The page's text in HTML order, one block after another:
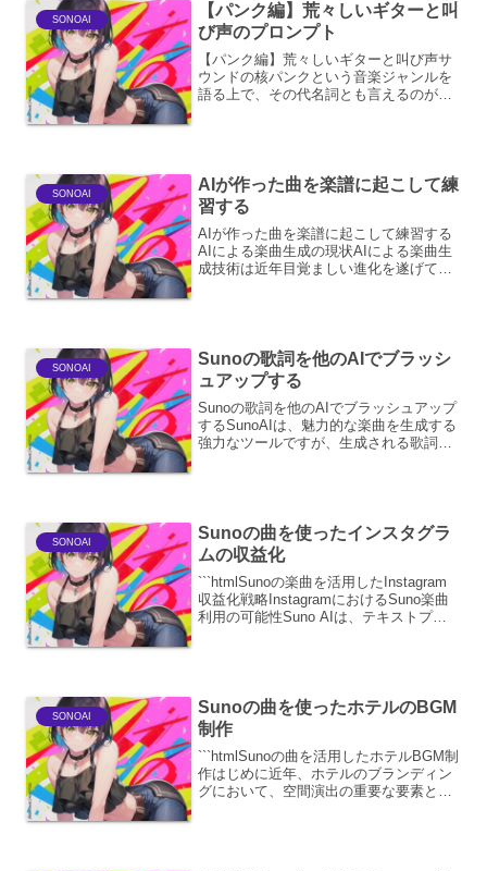
SONOAI
【パンク編】荒々しいギターと叫
び声のプロンプト
【パンク編】荒々しいギターと叫び声サ
ウンドの核パンクという音楽ジャンルを
語る上で、その代名詞とも言えるのが、
SONOAI
AIが作った曲を楽譜に起こして練
習する
AIが作った曲を楽譜に起こして練習する
AIによる楽曲生成の現状AIによる楽曲生
成技術は近年目覚ましい進化を遂げてお
SONOAI
Sunoの歌詞を他のAIでブラッシ
ュアップする
Sunoの歌詞を他のAIでブラッシュアップ
するSunoAIは、魅力的な楽曲を生成する
強力なツールですが、生成される歌詞は
SONOAI
Sunoの曲を使ったインスタグラ
ムの収益化
```htmlSunoの楽曲を活用したInstagram
収益化戦略InstagramにおけるSuno楽曲
利用の可能性Suno AIは、テキストプロ
SONOAI
Sunoの曲を使ったホテルのBGM
制作
```htmlSunoの曲を活用したホテルBGM制
作はじめに近年、ホテルのブランディン
グにおいて、空間演出の重要な要素とし